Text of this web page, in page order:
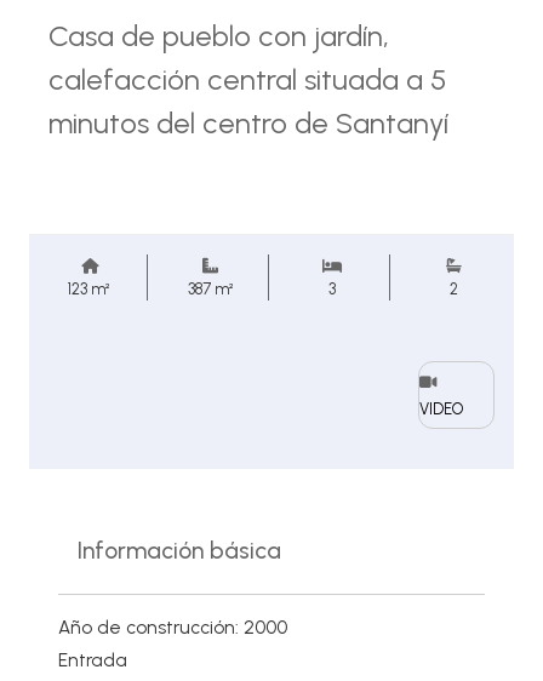
Casa de pueblo con jardín,
calefacción central situada a 5
minutos del centro de Santanyí
123 m² 387 m² 3 2
VIDEO
Información básica
Año de construcción: 2000
Entrada